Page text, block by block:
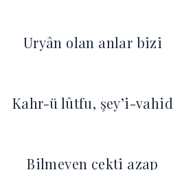
Uryân olan anlar bizi
Kahr-ü lûtfu, şey’i-vahid
Bilmeyen çekti azap